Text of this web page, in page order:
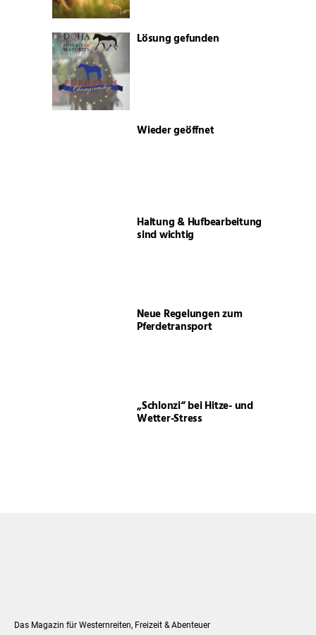
Lösung gefunden
Wieder geöffnet
Haltung & Hufbearbeitung
sind wichtig
Neue Regelungen zum
Pferdetransport
„Schlonzi“ bei Hitze- und
Wetter-Stress
Das Magazin für Westernreiten, Freizeit & Abenteuer